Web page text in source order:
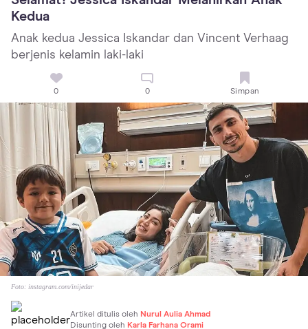
Kedua
Anak kedua Jessica Iskandar dan Vincent Verhaag
berjenis kelamin laki-laki
0 0 Simpan
Foto: instagram.com/inijedar
Artikel ditulis oleh Nurul Aulia Ahmad
Disunting oleh Karla Farhana Orami